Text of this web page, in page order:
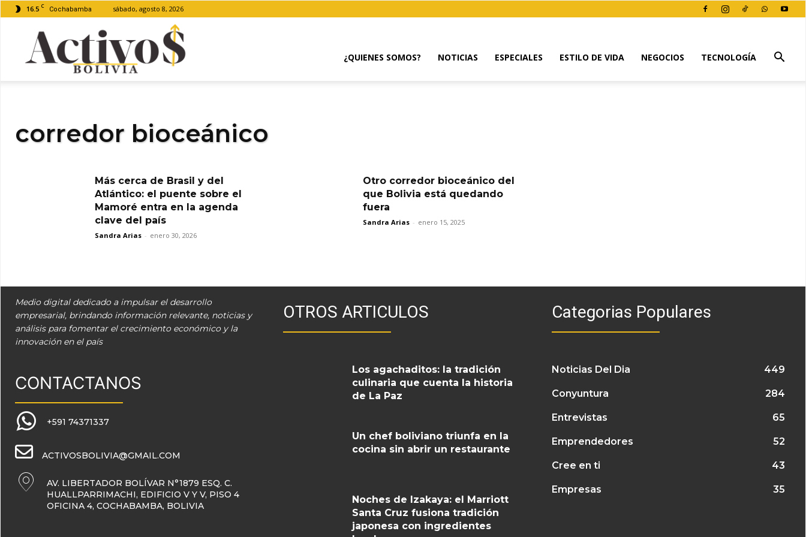
16.5 C Cochabamba sábado, agosto 8, 2026
¿QUIENES SOMOS? NOTICIAS ESPECIALES ESTILO DE VIDA NEGOCIOS TECNOLOGÍA
corredor bioceánico
Más cerca de Brasil y del
Atlántico: el puente sobre el
Mamoré entra en la agenda
clave del país
Sandra Arias - enero 30, 2026
Otro corredor bioceánico del
que Bolivia está quedando
fuera
Sandra Arias - enero 15, 2025
Medio digital dedicado a impulsar el desarrollo
empresarial, brindando información relevante, noticias y
análisis para fomentar el crecimiento económico y la
innovación en el país
CONTACTANOS
+591 74371337
ACTIVOSBOLIVIA@GMAIL.COM
AV. LIBERTADOR BOLÍVAR N°1879 ESQ. C.
HUALLPARRIMACHI, EDIFICIO V Y V, PISO 4
OFICINA 4, COCHABAMBA, BOLIVIA
OTROS ARTICULOS
Los agachaditos: la tradición
culinaria que cuenta la historia
de La Paz
Un chef boliviano triunfa en la
cocina sin abrir un restaurante
Noches de Izakaya: el Marriott
Santa Cruz fusiona tradición
japonesa con ingredientes
Categorias Populares
Noticias Del Dia 449
Conyuntura 284
Entrevistas 65
Emprendedores 52
Cree en ti 43
Empresas 35